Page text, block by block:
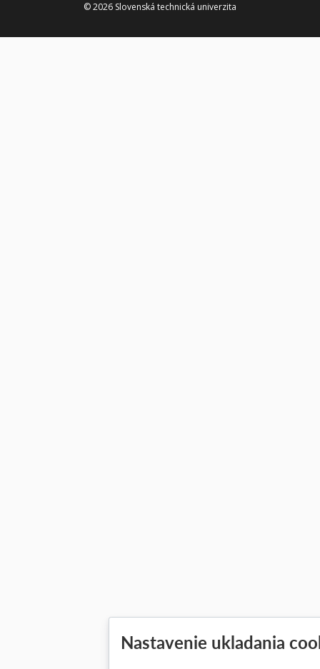
© 2026 Slovenská technická univerzita
Nastavenie ukladania